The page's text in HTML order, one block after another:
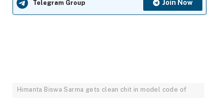
Telegram Group Join Now
Himanta Biswa Sarma gets clean chit in model code of